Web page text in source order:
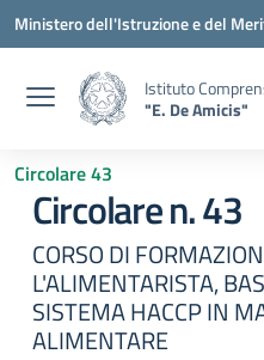
Vai ai contenuti
Vai al menu di navigazione
Vai al footer
Ministero dell'Istruzione e del
Istituto
"E. De Amicis"
Circolare 43
Circolare n. 43
CORSO DI
L'ALIMENTARISTA,
SISTEMA HACCP IN
ALIMENTARE